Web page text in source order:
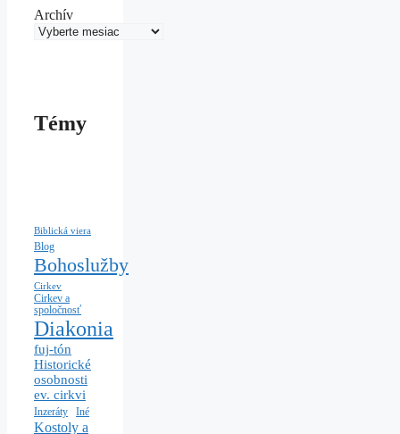
Archív
Témy
Biblická viera
Blog
Bohoslužby
Cirkev
Cirkev a
spoločnosť
Diakonia
fuj-tón
Historické
osobnosti
ev. cirkvi
Inzeráty Iné
Kostoly a